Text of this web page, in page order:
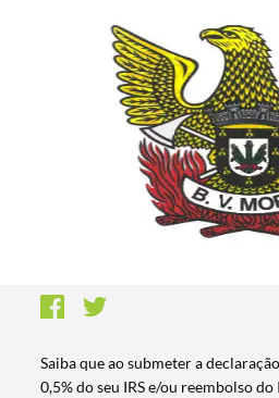
Saiba que ao submeter a
0,5% do seu IRS e/ou reembolso